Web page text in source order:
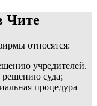
Чите
относятся:
учредителей.
суда;
процедура